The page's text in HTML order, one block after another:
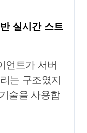
실시간 스트
언트가 서버
는 구조였지
기술을 사용합